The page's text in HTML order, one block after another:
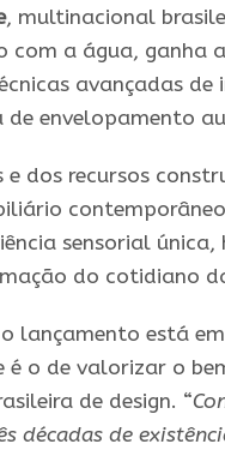
, multinacional
com a água, ganha
avançadas
de envelopamento
e dos recursos
sensorial
do cotidiano
lançamento está
é o de valorizar o
de design. “
décadas de